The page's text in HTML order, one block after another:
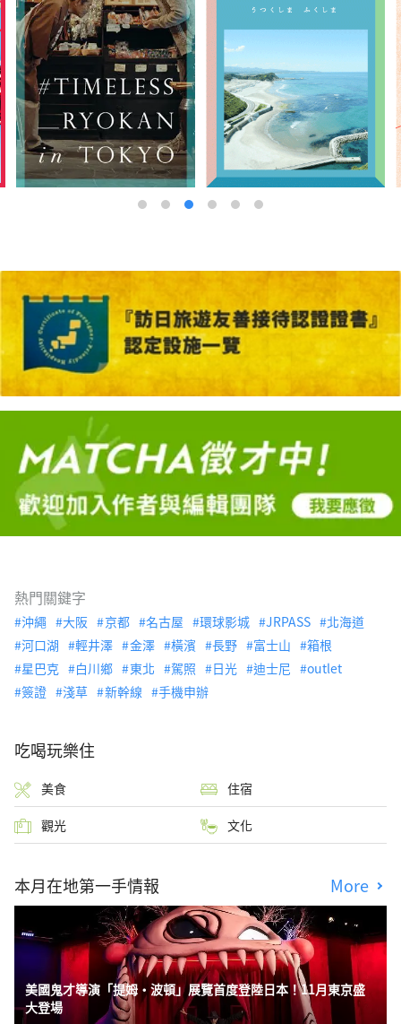
熱門關鍵字
沖繩 大阪 京都 名古屋 環球影城 JRPASS
北海道
河口湖
輕井澤 金澤 橫濱 長野 富士山
箱根
星巴克
白川鄉 東北 駕照 日光 迪士尼
outlet
簽證
淺草 新幹線 手機申辦
吃喝玩樂住
美食 住宿
觀光 文化
本月在地第一手情報 More
美國鬼才導演「提姆・波頓」展覽首度登陸日本！11月東京盛
大登場